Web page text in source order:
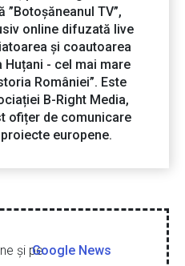
”Botoșăneanul TV”,
online difuzată live
și coautoarea
Huțani - cel mai mare
României”. Este
B-Right Media,
ofițer de comunicare
europene.
şi peGoogle News